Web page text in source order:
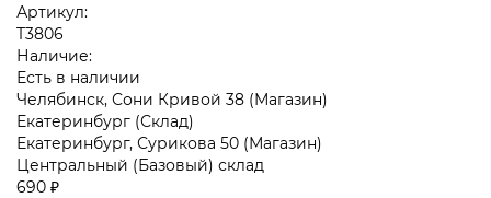
Артикул:
T3806
Наличие:
Есть в наличии
Челябинск, Сони Кривой 38 (Магазин)
Екатеринбург (Склад)
Екатеринбург, Сурикова 50 (Магазин)
Центральный (Базовый) склад
690 ₽